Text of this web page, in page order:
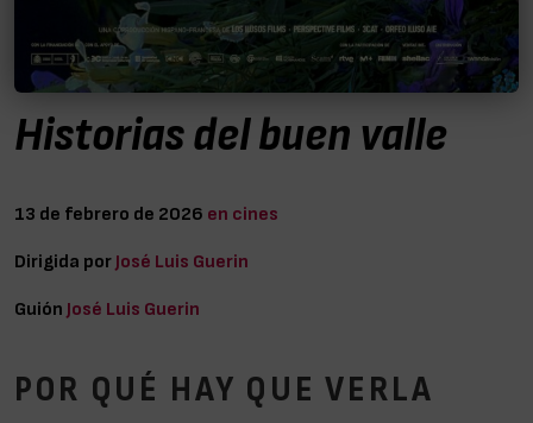
Historias del buen valle
13 de febrero de 2026 en cines
Dirigida por José Luis Guerin
Guión José Luis Guerin
POR QUÉ HAY QUE VERLA